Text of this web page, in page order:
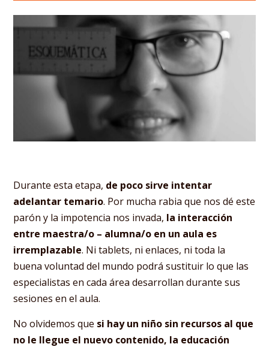
Durante esta etapa, de poco sirve intentar
adelantar temario. Por mucha rabia que nos dé este
parón y la impotencia nos invada, la interacción
entre maestra/o – alumna/o en un aula es
irremplazable. Ni tablets, ni enlaces, ni toda la
buena voluntad del mundo podrá sustituir lo que las
especialistas en cada área desarrollan durante sus
sesiones en el aula.
No olvidemos que si hay un niño sin recursos al que
no le llegue el nuevo contenido, la educación